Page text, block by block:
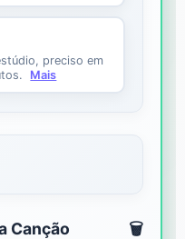
preciso em
Mais
Canção 🗑️